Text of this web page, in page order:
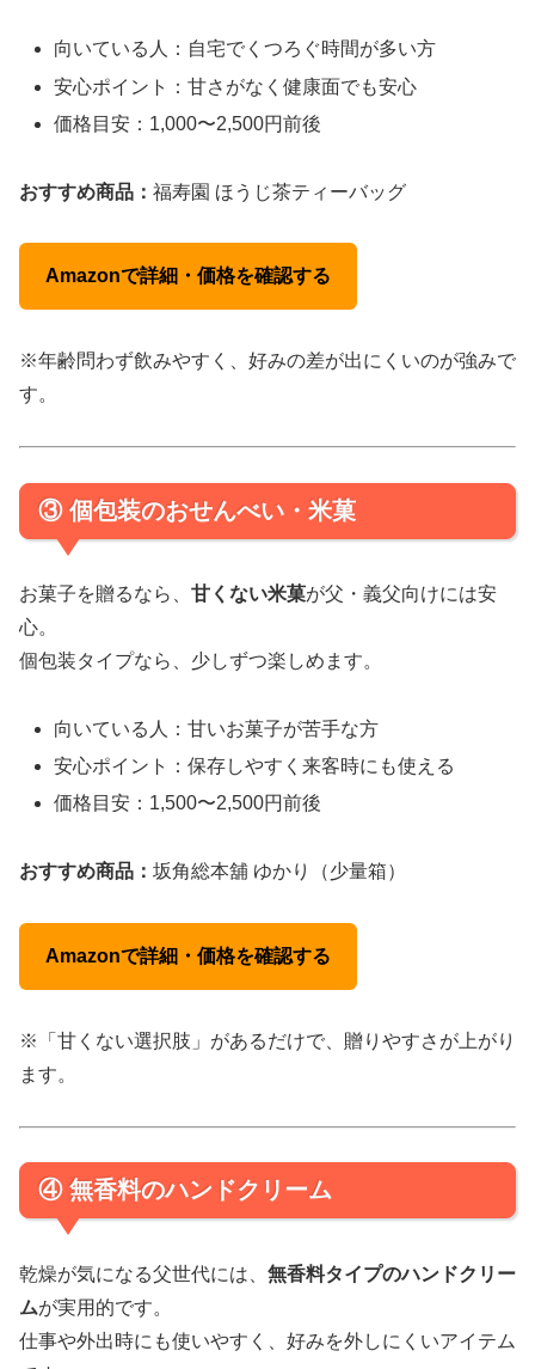
向いている人：自宅でくつろぐ時間が多い方
安心ポイント：甘さがなく健康面でも安心
価格目安：1,000〜2,500円前後
おすすめ商品： 福寿園 ほうじ茶ティーバッグ
Amazonで詳細・価格を確認する
※年齢問わず飲みやすく、好みの差が出にくいのが強みで
す。
③ 個包装のおせんべい・米菓
お菓子を贈るなら、 甘くない米菓が父・義父向けには安
心。
個包装タイプなら、少しずつ楽しめます。
向いている人：甘いお菓子が苦手な方
安心ポイント：保存しやすく来客時にも使える
価格目安：1,500〜2,500円前後
おすすめ商品： 坂角総本舖 ゆかり（少量箱）
Amazonで詳細・価格を確認する
※「甘くない選択肢」があるだけで、贈りやすさが上がり
ます。
④ 無香料のハンドクリーム
乾燥が気になる父世代には、 無香料タイプのハンドクリー
ムが実用的です。
仕事や外出時にも使いやすく、好みを外しにくいアイテム